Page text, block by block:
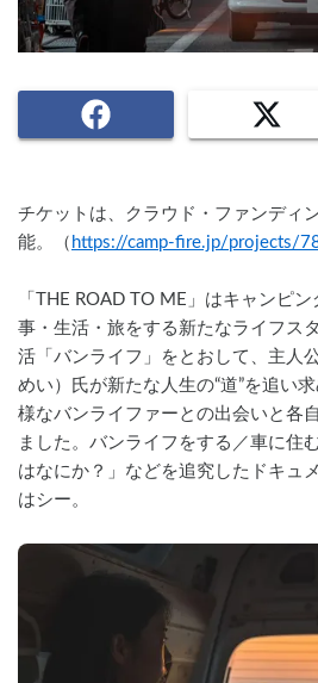
チケットは、クラウド・ファンディ
能。（ https://camp-fire.jp/projects/
「THE ROAD TO ME」はキャンピ
事・生活・旅をする新たなライフス
活「バンライフ」をとおして、主人
めい）氏が新たな人生の“道”を追い
様なバンライファーとの出会いと各
ました。バンライフをする／車に住
はなにか？」などを追究したドキュ
はシー。